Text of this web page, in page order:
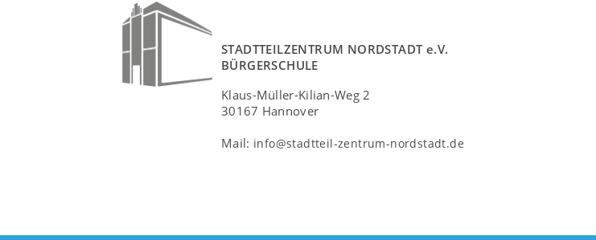
STADTTEILZENTRUM NORDSTADT e.V.
BÜRGERSCHULE
Klaus-Müller-Kilian-Weg 2
30167 Hannover
Mail: info@stadtteil-zentrum-nordstadt.de